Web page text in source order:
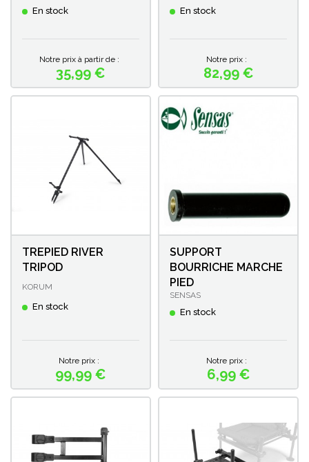
En stock
Prix
Notre prix à partir de :
35,99 €
En stock
Prix
Notre prix :
82,99 €
TREPIED RIVER
TRIPOD
KORUM
En stock
Prix
Notre prix :
99,99 €
SUPPORT
BOURRICHE MARCHE
PIED
SENSAS
En stock
Prix
Notre prix :
6,99 €